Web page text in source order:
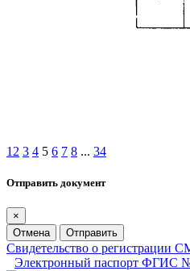
1 2 3 4 5 6 7 8 ... 34
Отправить документ
×
Отмена
Отправить
Свидетельство о
Электронный паспорт ФГИС